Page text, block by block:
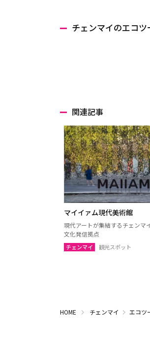
チェンマイのエコ
関連記事
マイイァム現代美術館
現代アートが集結するチェンマ
文化発信拠点
チェンマイ 観光スポット
HOME チェンマイ エコツ